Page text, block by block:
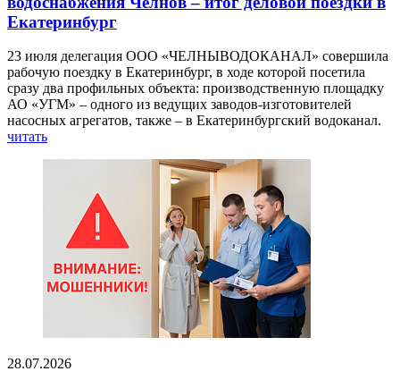
Екатеринбург
23 июля делегация ООО «ЧЕЛНЫВОДОКАНАЛ» совершила
рабочую поездку в Екатеринбург, в ходе которой посетила
сразу два профильных объекта: производственную площадку
АО «УГМ» – одного из ведущих заводов-изготовителей
насосных агрегатов, также – в Екатеринбургский водоканал.
читать
28.07.2026